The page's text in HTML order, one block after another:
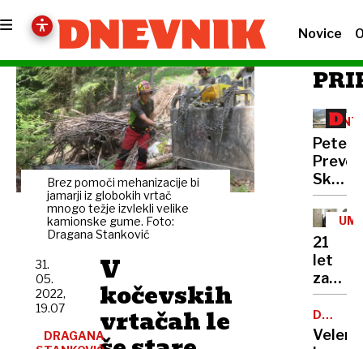
Novice
Brez pomoči mehanizacije bi
jamarji iz globokih vrtač
mnogo težje izvlekli velike
kamionske gume. Foto:
Dragana Stanković
V
kočevskih
vrtačah le
31.
05.
2022,
19.07
DRAGANA
Peter
Prevc:
policaji
niso
dela
21
let
Bančni
s